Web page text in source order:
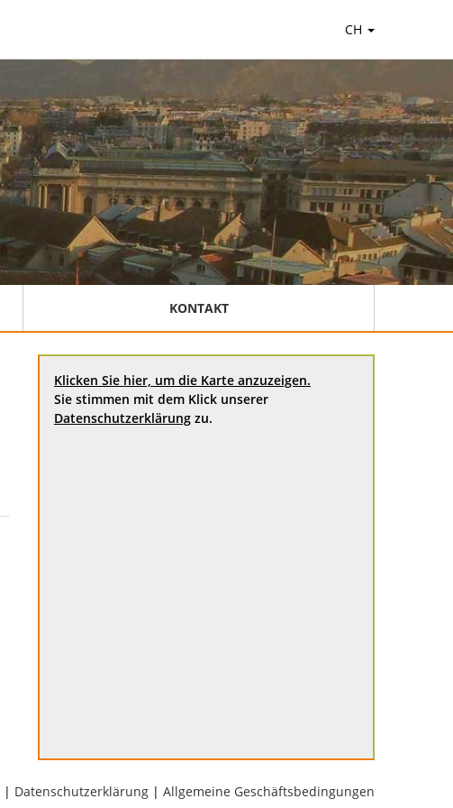
CH
KONTAKT
Klicken Sie hier, um die Karte anzuzeigen.
Sie stimmen mit dem Klick unserer
Datenschutzerklärung zu.
| Datenschutzerklärung | Allgemeine Geschäftsbedingungen